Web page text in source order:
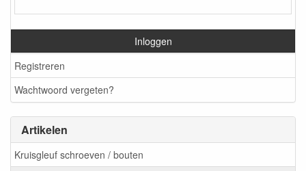
Inloggen
Registreren
Wachtwoord vergeten?
Artikelen
Kruisgleuf schroeven / bouten